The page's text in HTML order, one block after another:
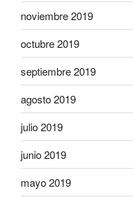
noviembre 2019
octubre 2019
septiembre 2019
agosto 2019
julio 2019
junio 2019
mayo 2019